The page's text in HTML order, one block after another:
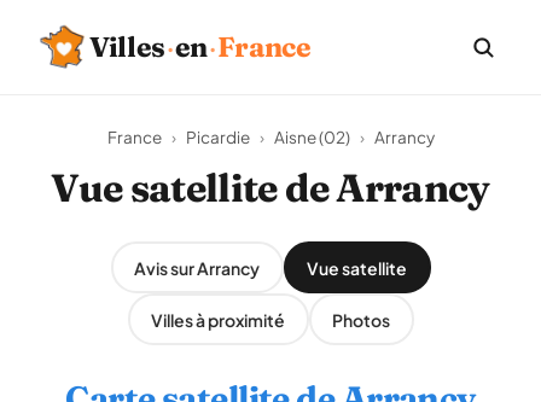
Villes·en·France
France › Picardie › Aisne (02) › Arrancy
Vue satellite de Arrancy
Avis sur Arrancy Vue satellite
Villes à proximité Photos